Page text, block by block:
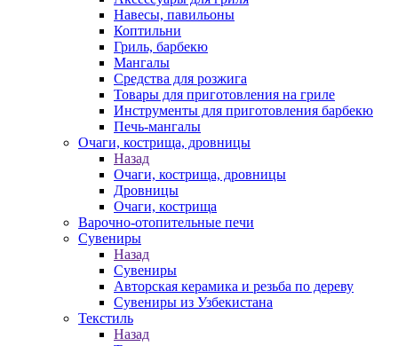
Навесы, павильоны
Коптильни
Гриль, барбекю
Мангалы
Средства для розжига
Товары для приготовления на гриле
Инструменты для приготовления барбекю
Печь-мангалы
Очаги, кострища, дровницы
Назад
Очаги, кострища, дровницы
Дровницы
Очаги, кострища
Варочно-отопительные печи
Сувениры
Назад
Сувениры
Авторская керамика и резьба по дереву
Сувениры из Узбекистана
Текстиль
Назад